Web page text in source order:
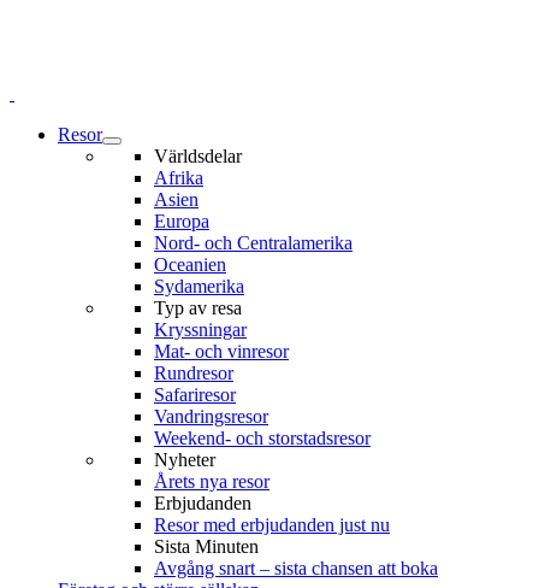
Resor
Världsdelar
Afrika
Asien
Europa
Nord- och Centralamerika
Oceanien
Sydamerika
Typ av resa
Kryssningar
Mat- och vinresor
Rundresor
Safariresor
Vandringsresor
Weekend- och storstadsresor
Nyheter
Årets nya resor
Erbjudanden
Resor med erbjudanden just nu
Sista Minuten
Avgång snart – sista chansen att boka